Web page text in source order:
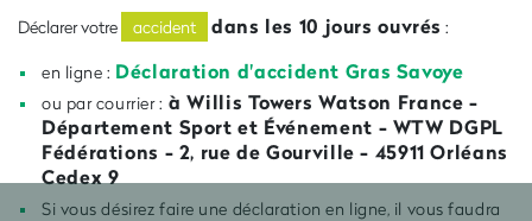
Déclarer votre
accident dans les 10 jours ouvrés :
en ligne : Déclaration d'accident Gras Savoye
ou par courrier : à Willis Towers Watson France -
Département Sport et Événement - WTW DGPL
Fédérations - 2, rue de Gourville - 45911 Orléans
Cedex 9
Si vous désirez faire une déclaration en ligne, il vous faudra